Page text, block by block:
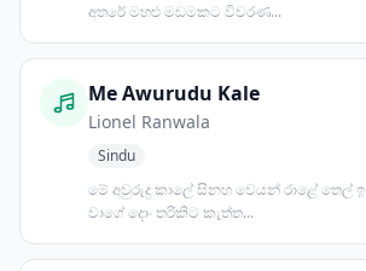
අතරේ මහළු මඩමකට විවරණ...
Me Awurudu Kale
Lionel Ranwala
Sindu
මේ අවුරුදු කාලේ සිනහ වෙයන් රාළේ තෙල්
වාගේ දොං තරිකිට කැත්ත...